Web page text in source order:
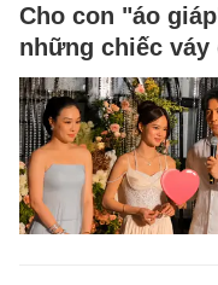
Cho con "áo
những chiếc váy